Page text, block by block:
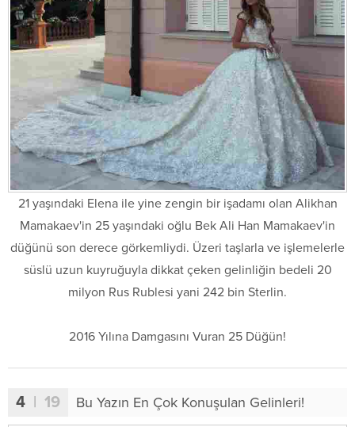
21 yaşındaki Elena ile yine zengin bir işadamı olan Alikhan
Mamakaev'in 25 yaşındaki oğlu Bek Ali Han Mamakaev'in
düğünü son derece görkemliydi. Üzeri taşlarla ve işlemelerle
süslü uzun kuyruğuyla dikkat çeken gelinliğin bedeli 20
milyon Rus Rublesi yani 242 bin Sterlin.
2016 Yılına Damgasını Vuran 25 Düğün!
4 | 19 Bu Yazın En Çok Konuşulan Gelinleri!